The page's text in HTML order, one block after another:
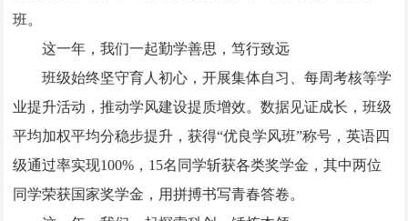
班。
这一年，我们一起勤学善思，笃行致远
班级始终坚守育人初心，开展集体自习、每周考核等学
业提升活动，推动学风建设提质增效。数据见证成长，班级
平均加权平均分稳步提升，获得“优良学风班”称号，英语四
级通过率实现100%，15名同学斩获各类奖学金，其中两位
同学荣获国家奖学金，用拼搏书写青春答卷。